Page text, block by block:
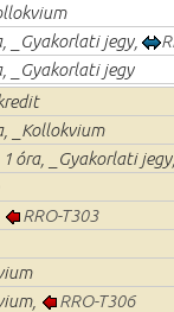
_Gyakorlati jegy,
_Gyakorlati jegy
_Kollokvium
1 óra, _Gyakorlati
RRO-T303
RRO-T306